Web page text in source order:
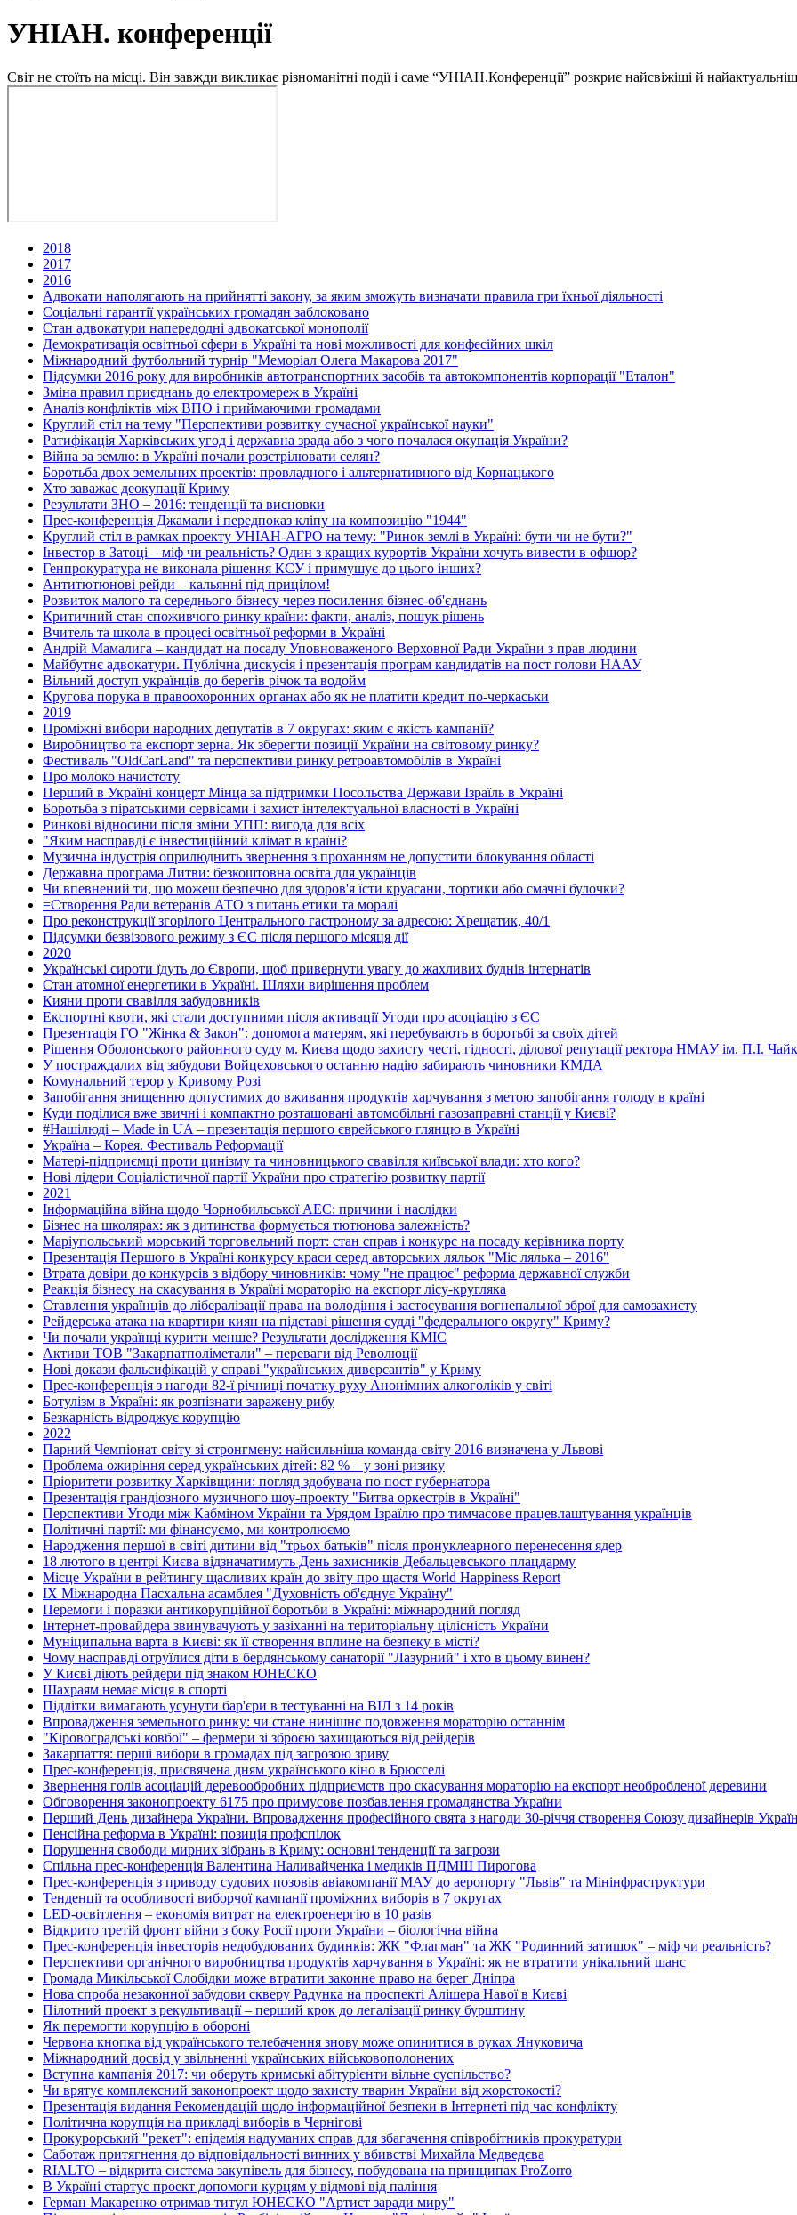
УНІАН. конференції
Світ не стоїть на місці. Він завжди викликає різноманітні події і саме “УНІАН.Конференції” розкриє найсвіжіші й
2018
2017
2016
Адвокати наполягають на прийнятті закону, за яким зможуть визначати правила гри їхньої діяльності
Соціальні гарантії українських громадян заблоковано
Стан адвокатури напередодні адвокатської монополії
Демократизація освітньої сфери в Україні та нові можливості для конфесійних шкіл
Міжнародний футбольний турнір "Меморіал Олега Макарова 2017"
Підсумки 2016 року для виробників автотранспортних засобів та автокомпонентів корпорації "Еталон"
Зміна правил приєднань до електромереж в Україні
Аналіз конфліктів між ВПО і приймаючими громадами
Круглий стіл на тему "Перспективи розвитку сучасної української науки"
Ратифікація Харківських угод і державна зрада або з чого почалася окупація України?
Війна за землю: в Україні почали розстрілювати селян?
Боротьба двох земельних проектів: провладного і альтернативного від Корнацького
Хто заважає деокупації Криму
Результати ЗНО – 2016: тенденції та висновки
Прес-конференція Джамали і передпоказ кліпу на композицію "1944"
Круглий стіл в рамках проекту УНІАН-АГРО на тему: "Ринок землі в Україні: бути чи не бути?"
Інвестор в Затоці – міф чи реальність? Один з кращих курортів України хочуть вивести в офшор?
Генпрокуратура не виконала рішення КСУ і примушує до цього інших?
Антитютюнові рейди – кальянні під прицілом!
Розвиток малого та середнього бізнесу через посилення бізнес-об'єднань
Критичний стан споживчого ринку країни: факти, аналіз, пошук рішень
Вчитель та школа в процесі освітньої реформи в Україні
Андрій Мамалига – кандидат на посаду Уповноваженого Верховної Ради України з прав людини
Майбутнє адвокатури. Публічна дискусія і презентація програм кандидатів на пост голови НААУ
Вільний доступ українців до берегів річок та водойм
Кругова порука в правоохоронних органах або як не платити кредит по-черкаськи
2019
Проміжні вибори народних депутатів в 7 округах: яким є якість кампанії?
Виробництво та експорт зерна. Як зберегти позиції України на світовому ринку?
Фестиваль "OldCarLand" та перспективи ринку ретроавтомобілів в Україні
Про молоко начистоту
Перший в Україні концерт Мінца за підтримки Посольства Держави Ізраїль в Україні
Боротьба з піратськими сервісами і захист інтелектуальної власності в Україні
Ринкові відносини після зміни УПП: вигода для всіх
"Яким насправді є інвестиційний клімат в країні?
Музична індустрія оприлюднить звернення з проханням не допустити блокування області
Державна програма Литви: безкоштовна освіта для українців
Чи впевнений ти, що можеш безпечно для здоров'я їсти круасани, тортики або смачні булочки?
=Створення Ради ветеранів АТО з питань етики та моралі
Про реконструкції згорілого Центрального гастроному за адресою: Хрещатик, 40/1
Підсумки безвізового режиму з ЄС після першого місяця дії
2020
Українські сироти їдуть до Європи, щоб привернути увагу до жахливих буднів інтернатів
Стан атомної енергетики в Україні. Шляхи вирішення проблем
Кияни проти свавілля забудовників
Експортні квоти, які стали доступними після активації Угоди про асоціацію з ЄС
Презентація ГО "Жінка & Закон": допомога матерям, які перебувають в боротьбі за своїх дітей
Рішення Оболонського районного суду м. Києва щодо захисту честі, гідності, ділової репутації ректора НМАУ ім. П.І.
У постраждалих від забудови Войцеховського останню надію забирають чиновники КМДА
Комунальний терор у Кривому Розі
Запобігання знищенню допустимих до вживання продуктів харчування з метою запобігання голоду в країні
Куди поділися вже звичні і компактно розташовані автомобільні газозаправні станції у Києві?
#Нашілюді – Made in UA – презентація першого єврейського глянцю в Україні
Україна – Корея. Фестиваль Реформації
Матері-підприємці проти цинізму та чиновницького свавілля київської влади: хто кого?
Нові лідери Соціалістичної партії України про стратегію розвитку партії
2021
Інформаційна війна щодо Чорнобильської АЕС: причини і наслідки
Бізнес на школярах: як з дитинства формується тютюнова залежність?
Маріупольський морський торговельний порт: стан справ і конкурс на посаду керівника порту
Презентація Першого в Україні конкурсу краси серед авторських ляльок "Міс лялька – 2016"
Втрата довіри до конкурсів з відбору чиновників: чому "не працює" реформа державної служби
Реакція бізнесу на скасування в Україні мораторію на експорт лісу-кругляка
Ставлення українців до лібералізації права на володіння і застосування вогнепальної зброї для самозахисту
Рейдерська атака на квартири киян на підставі рішення судді "федерального округу" Криму?
Чи почали українці курити менше? Результати дослідження КМІС
Активи ТОВ "Закарпатполіметали" – переваги від Революції
Нові докази фальсифікацій у справі "українських диверсантів" у Криму
Прес-конференція з нагоди 82-ї річниці початку руху Анонімних алкоголіків у світі
Ботулізм в Україні: як розпізнати заражену рибу
Безкарність відроджує корупцію
2022
Парний Чемпіонат світу зі стронгмену: найсильніша команда світу 2016 визначена у Львові
Проблема ожиріння серед українських дітей: 82 % – у зоні ризику
Пріоритети розвитку Харківщини: погляд здобувача по пост губернатора
Презентація грандіозного музичного шоу-проекту "Битва оркестрів в Україні"
Перспективи Угоди між Кабміном України та Урядом Ізраїлю про тимчасове працевлаштування українців
Політичні партії: ми фінансуємо, ми контролюємо
Народження першої в світі дитини від "трьох батьків" після пронуклеарного перенесення ядер
18 лютого в центрі Києва відзначатимуть День захисників Дебальцевського плацдарму
Місце України в рейтингу щасливих країн до звіту про щастя World Happiness Report
ІХ Міжнародна Пасхальна асамблея "Духовність об'єднує Україну"
Перемоги і поразки антикорупційної боротьби в Україні: міжнародний погляд
Інтернет-провайдера звинувачують у зазіханні на територіальну цілісність України
Муніципальна варта в Києві: як її створення вплине на безпеку в місті?
Чому насправді отруїлися діти в бердянському санаторії "Лазурний" і хто в цьому винен?
У Києві діють рейдери під знаком ЮНЕСКО
Шахраям немає місця в спорті
Підлітки вимагають усунути бар'єри в тестуванні на ВІЛ з 14 років
Впровадження земельного ринку: чи стане нинішнє подовження мораторію останнім
"Кіровоградські ковбої" – фермери зі зброєю захищаються від рейдерів
Закарпаття: перші вибори в громадах під загрозою зриву
Прес-конференція, присвячена дням українського кіно в Брюсселі
Звернення голів асоціацій деревообробних підприємств про скасування мораторію на експорт необробленої деревини
Обговорення законопроекту 6175 про примусове позбавлення громадянства України
Перший День дизайнера України. Впровадження професійного свята з нагоди 30-річчя створення Союзу дизайнерів
Пенсійна реформа в Україні: позиція профспілок
Порушення свободи мирних зібрань в Криму: основні тенденції та загрози
Спільна прес-конференція Валентина Наливайченка і медиків ПДМШ Пирогова
Прес-конференція з приводу судових позовів авіакомпанії МАУ до аеропорту "Львів" та Мінінфраструктури
Тенденції та особливості виборчої кампанії проміжних виборів в 7 округах
LED-освітлення – економія витрат на електроенергію в 10 разів
Відкрито третій фронт війни з боку Росії проти України – біологічна війна
Прес-конференція інвесторів недобудованих будинків: ЖК "Флагман" та ЖК "Родинний затишок" – міф чи реальність?
Перспективи органічного виробництва продуктів харчування в Україні: як не втратити унікальний шанс
Громада Микільської Слобідки може втратити законне право на берег Дніпра
Нова спроба незаконної забудови скверу Радунка на проспекті Алішера Навої в Києві
Пілотний проект з рекультивації – перший крок до легалізації ринку бурштину
Як перемогти корупцію в обороні
Червона кнопка від українського телебачення знову може опинитися в руках Януковича
Міжнародний досвід у звільненні українських військовополонених
Вступна кампанія 2017: чи оберуть кримські абітурієнти вільне суспільство?
Чи врятує комплексний законопроект щодо захисту тварин України від жорстокості?
Презентація видання Рекомендацій щодо інформаційної безпеки в Інтернеті під час конфлікту
Політична корупція на прикладі виборів в Чернігові
Прокурорський "рекет": епідемія надуманих справ для збагачення співробітників прокуратури
Саботаж притягнення до відповідальності винних у вбивстві Михайла Медведєва
RIALTO – відкрита система закупівель для бізнесу, побудована на принципах ProZorro
В Україні стартує проект допомоги курцям у відмові від паління
Герман Макаренко отримав титул ЮНЕСКО "Артист заради миру"